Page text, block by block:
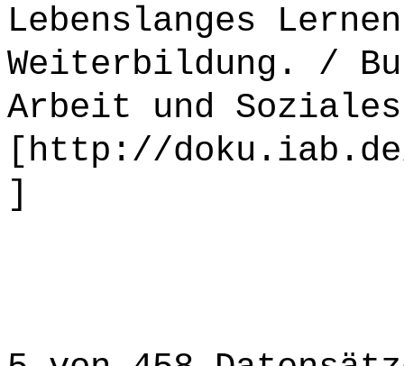
Lebenslanges
Weiterbildung. /
Arbeit und
[http://
]